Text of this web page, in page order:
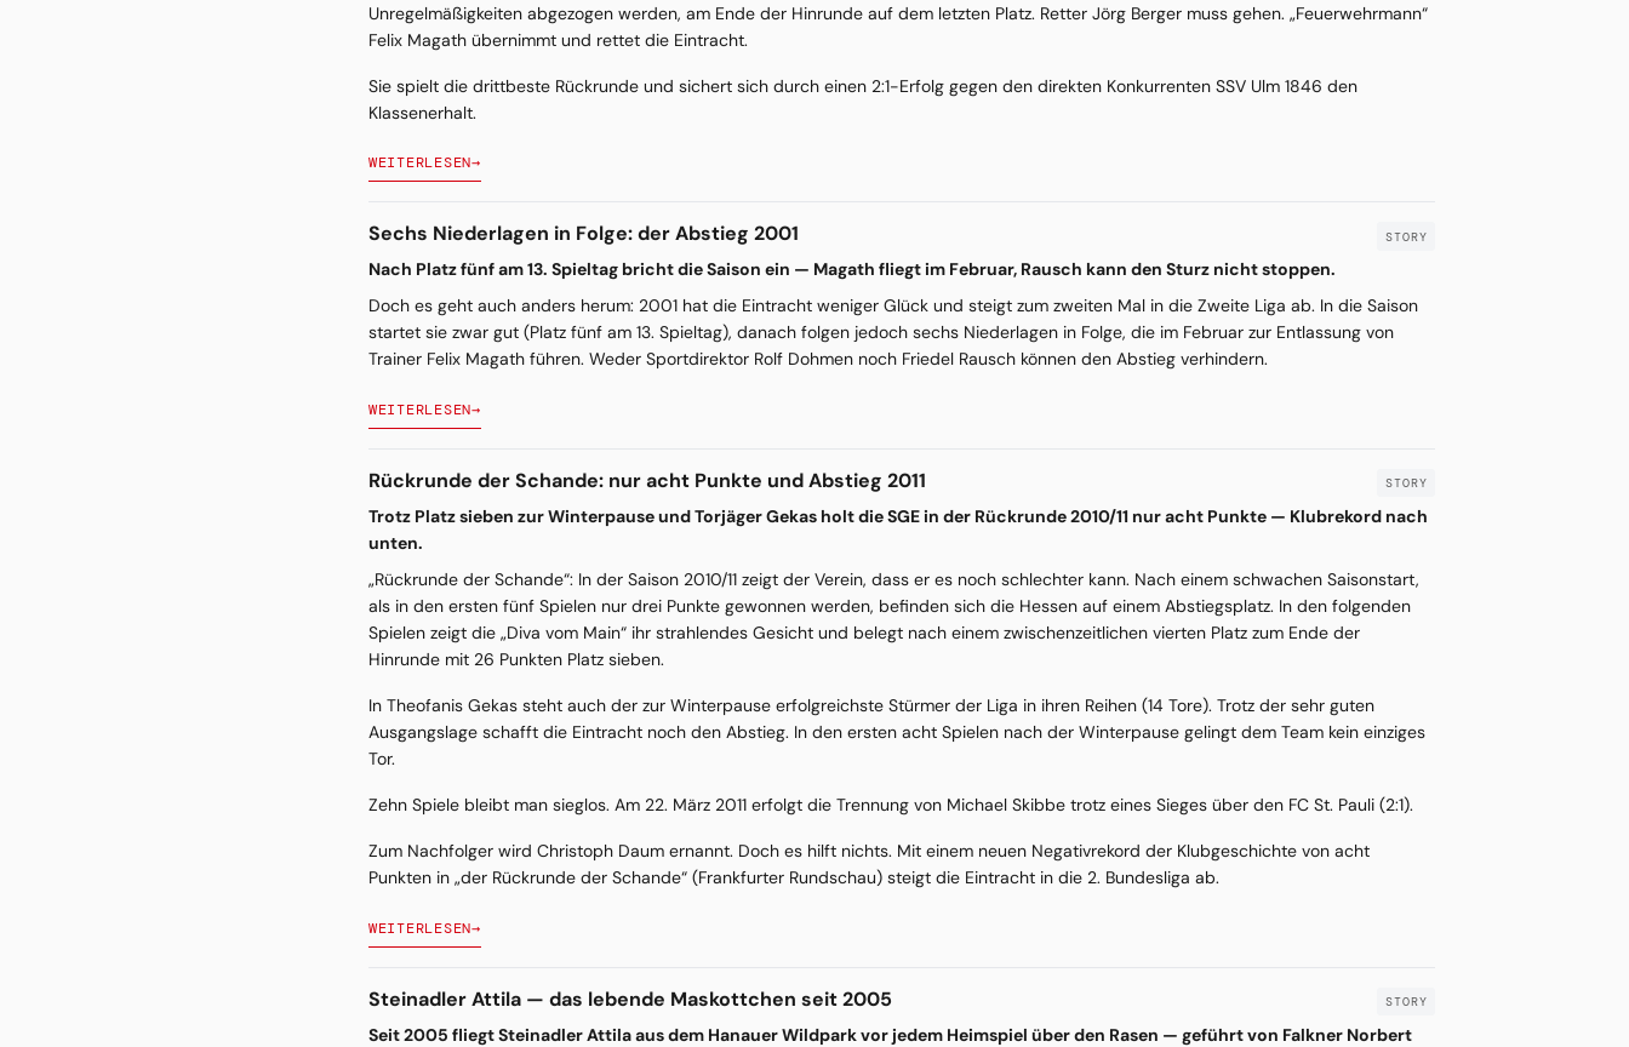
Unregelmäßigkeiten abgezogen werden, am Ende der Hinrunde auf dem letzten Platz. Retter Jörg Berger muss gehen. „Feuerwehrmann“
Felix Magath übernimmt und rettet die Eintracht.
Sie spielt die drittbeste Rückrunde und sichert sich durch einen 2:1-Erfolg gegen den direkten Konkurrenten SSV Ulm 1846 den
Klassenerhalt.
WEITERLESEN→
Sechs Niederlagen in Folge: der Abstieg 2001
Nach Platz fünf am 13. Spieltag bricht die Saison ein — Magath fliegt im Februar, Rausch kann den Sturz nicht stoppen.
Doch es geht auch anders herum: 2001 hat die Eintracht weniger Glück und steigt zum zweiten Mal in die Zweite Liga ab. In die Saison
startet sie zwar gut (Platz fünf am 13. Spieltag), danach folgen jedoch sechs Niederlagen in Folge, die im Februar zur Entlassung von
Trainer Felix Magath führen. Weder Sportdirektor Rolf Dohmen noch Friedel Rausch können den Abstieg verhindern.
WEITERLESEN→
Rückrunde der Schande: nur acht Punkte und Abstieg 2011
Trotz Platz sieben zur Winterpause und Torjäger Gekas holt die SGE in der Rückrunde 2010/11 nur acht Punkte — Klubrekord nach
unten.
„Rückrunde der Schande“: In der Saison 2010/11 zeigt der Verein, dass er es noch schlechter kann. Nach einem schwachen Saisonstart,
als in den ersten fünf Spielen nur drei Punkte gewonnen werden, befinden sich die Hessen auf einem Abstiegsplatz. In den folgenden
Spielen zeigt die „Diva vom Main“ ihr strahlendes Gesicht und belegt nach einem zwischenzeitlichen vierten Platz zum Ende der
Hinrunde mit 26 Punkten Platz sieben.
In Theofanis Gekas steht auch der zur Winterpause erfolgreichste Stürmer der Liga in ihren Reihen (14 Tore). Trotz der sehr guten
Ausgangslage schafft die Eintracht noch den Abstieg. In den ersten acht Spielen nach der Winterpause gelingt dem Team kein einziges
Tor.
Zehn Spiele bleibt man sieglos. Am 22. März 2011 erfolgt die Trennung von Michael Skibbe trotz eines Sieges über den FC St. Pauli (2:1).
Zum Nachfolger wird Christoph Daum ernannt. Doch es hilft nichts. Mit einem neuen Negativrekord der Klubgeschichte von acht
Punkten in „der Rückrunde der Schande“ (Frankfurter Rundschau) steigt die Eintracht in die 2. Bundesliga ab.
WEITERLESEN→
Steinadler Attila — das lebende Maskottchen seit 2005
Seit 2005 fliegt Steinadler Attila aus dem Hanauer Wildpark vor jedem Heimspiel über den Rasen — geführt von Falkner Norbert